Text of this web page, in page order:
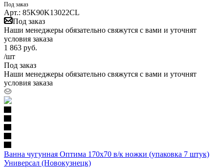
Под заказ
Арт.: 85K90K13022CL
Под заказ
Наши менеджеры обязательно свяжутся с вами и уточнят
условия заказа
1 863 руб.
/шт
Под заказ
Наши менеджеры обязательно свяжутся с вами и уточнят
условия заказа
Ванна чугунная Оптима 170х70 в/к ножки (упаковка 7 штук)
Универсал (Новокузнецк)